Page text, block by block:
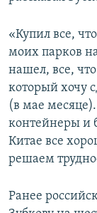
«Купил все,
моих парков
нашел, все,
который хочу
(в мае
контейнеры и
Китае все
решаем
Ранее